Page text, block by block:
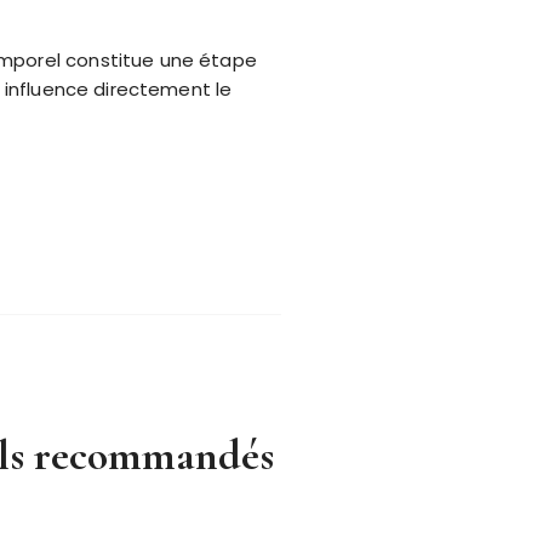
constitue une étape
influence directement le
recommandés